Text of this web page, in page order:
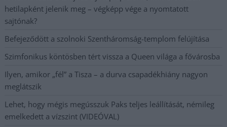
hetilapként jelenik meg – végképp vége a nyomtatott
sajtónak?
Befejeződött a szolnoki Szentháromság-templom felújítása
Szimfonikus köntösben tért vissza a Queen világa a fővárosba
Ilyen, amikor „fél” a Tisza – a durva csapadékhiány nagyon
meglátszik
Lehet, hogy mégis megússzuk Paks teljes leállítását, némileg
emelkedett a vízszint (VIDEÓVAL)